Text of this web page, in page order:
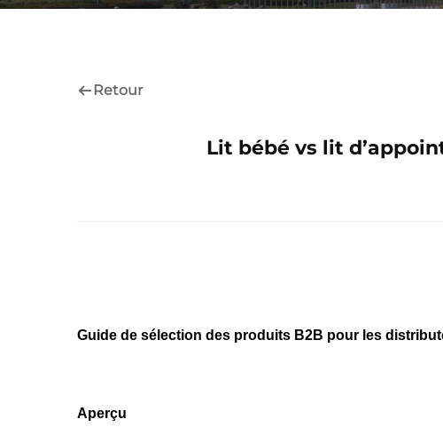
Retour
Lit bébé vs lit
Guide de sélection des produits B2B pour les
Aperçu